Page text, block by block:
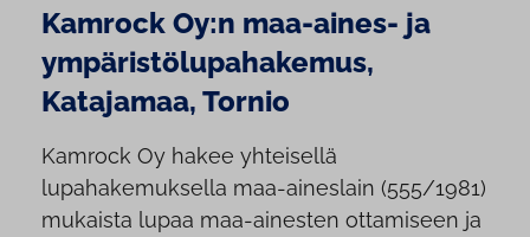
Kamrock Oy:n maa-aines- ja
ympäristölupahakemus,
Katajamaa, Tornio
Kamrock Oy hakee yhteisellä
lupahakemuksella maa-aineslain (555/1981)
mukaista lupaa maa-ainesten ottamiseen ja